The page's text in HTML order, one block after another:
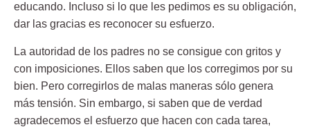
educando. Incluso si lo que les pedimos es su obligación,
dar las gracias es reconocer su esfuerzo.
La autoridad de los padres no se consigue con gritos y
con imposiciones. Ellos saben que los corregimos por su
bien. Pero corregirlos de malas maneras sólo genera
más tensión. Sin embargo, si saben que de verdad
agradecemos el esfuerzo que hacen con cada tarea,